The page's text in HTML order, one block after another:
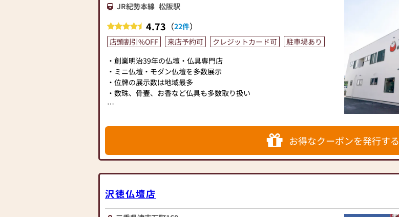
JR紀勢本線 松阪駅
4.73 （22件）
店頭割引%OFF 来店予約可 クレジットカード可
駐車場あり
・創業明治39年の仏壇・仏具専門店
・ミニ仏壇・モダン仏壇を多数展示
・位牌の展示数は地域最多
・数珠、骨壷、お香など仏具も多数取り扱い
先祖祀りのご相談はどうぞご安心くださいませ。
厨子
地袋用仏壇
金仏壇・唐木仏壇・現代型仏壇
お得なクーポンを発行する
沢徳仏壇店